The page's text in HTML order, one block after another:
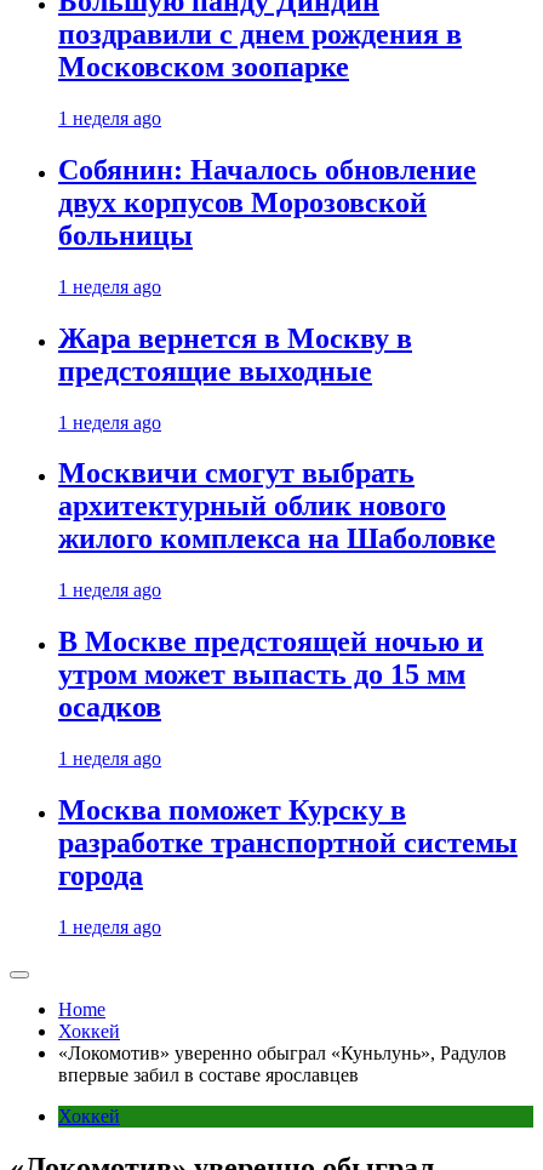
поздравили с днем рождения в
Московском зоопарке
1 неделя ago
Собянин: Началось обновление
двух корпусов Морозовской
больницы
1 неделя ago
Жара вернется в Москву в
предстоящие выходные
1 неделя ago
Москвичи смогут выбрать
архитектурный облик нового
жилого комплекса на Шаболовке
1 неделя ago
В Москве предстоящей ночью и
утром может выпасть до 15 мм
осадков
1 неделя ago
Москва поможет Курску в
разработке транспортной системы
города
1 неделя ago
Home
Хоккей
«Локомотив» уверенно обыграл «Куньлунь», Радулов
впервые забил в составе ярославцев
Хоккей